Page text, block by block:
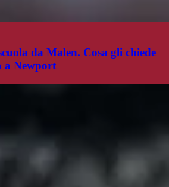
da Malen. Cosa gli chiede
a Newport